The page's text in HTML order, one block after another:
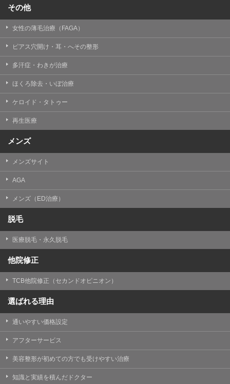
その他
女性の薄毛治療（FAGA）
ピアス穴開け・耳・へその整形
多汗症・わきが治療
ほくろ除去・いぼ治療
ケロイド・タトゥー
再生医療
メンズ
メンズサイト
AGA
メンズ（ED治療）
脱毛
医療脱毛・永久脱毛
他院修正
TCB他院修正（セカンドオピニオン）
選ばれる理由
通いやすい価格設定
アフターサービス
美容整形が初めての方でも受けやすい治療
知識と実績を積んだドクター